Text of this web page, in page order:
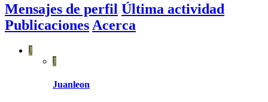
Mensajes de perfil Última actividad
Publicaciones Acerca
J
J
Juanleon